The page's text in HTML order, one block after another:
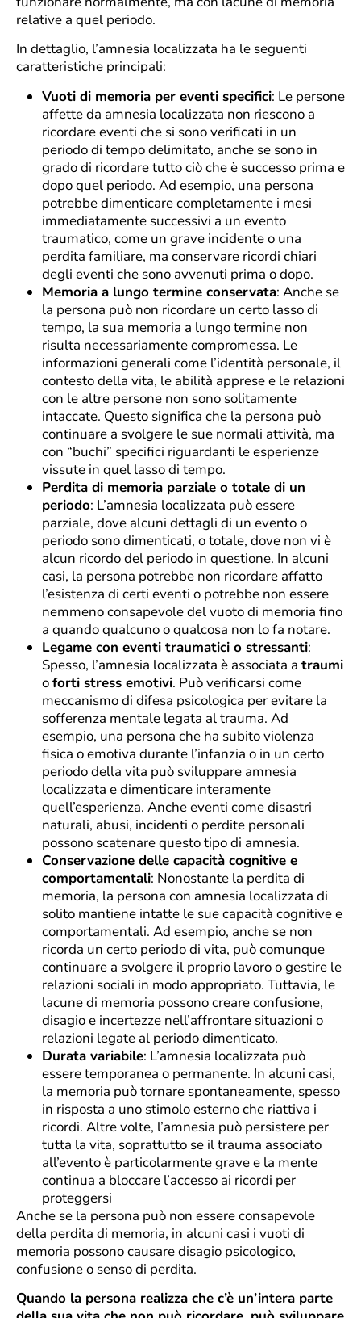
relative a quel periodo.
In dettaglio, l’amnesia localizzata ha le seguenti
caratteristiche principali:
Vuoti di memoria per eventi specifici: Le persone
affette da amnesia localizzata non riescono a
ricordare eventi che si sono verificati in un
periodo di tempo delimitato, anche se sono in
grado di ricordare tutto ciò che è successo prima e
dopo quel periodo. Ad esempio, una persona
potrebbe dimenticare completamente i mesi
immediatamente successivi a un evento
traumatico, come un grave incidente o una
perdita familiare, ma conservare ricordi chiari
degli eventi che sono avvenuti prima o dopo.
Memoria a lungo termine conservata: Anche se
la persona può non ricordare un certo lasso di
tempo, la sua memoria a lungo termine non
risulta necessariamente compromessa. Le
informazioni generali come l’identità personale, il
contesto della vita, le abilità apprese e le relazioni
con le altre persone non sono solitamente
intaccate. Questo significa che la persona può
continuare a svolgere le sue normali attività, ma
con “buchi” specifici riguardanti le esperienze
vissute in quel lasso di tempo.
Perdita di memoria parziale o totale di un
periodo: L’amnesia localizzata può essere
parziale, dove alcuni dettagli di un evento o
periodo sono dimenticati, o totale, dove non vi è
alcun ricordo del periodo in questione. In alcuni
casi, la persona potrebbe non ricordare affatto
l’esistenza di certi eventi o potrebbe non essere
nemmeno consapevole del vuoto di memoria fino
a quando qualcuno o qualcosa non lo fa notare.
Legame con eventi traumatici o stressanti:
Spesso, l’amnesia localizzata è associata a traumi
oforti stress emotivi. Può verificarsi come
meccanismo di difesa psicologica per evitare la
sofferenza mentale legata al trauma. Ad
esempio, una persona che ha subito violenza
fisica o emotiva durante l’infanzia o in un certo
periodo della vita può sviluppare amnesia
localizzata e dimenticare interamente
quell’esperienza. Anche eventi come disastri
naturali, abusi, incidenti o perdite personali
possono scatenare questo tipo di amnesia.
Conservazione delle capacità cognitive e
comportamentali: Nonostante la perdita di
memoria, la persona con amnesia localizzata di
solito mantiene intatte le sue capacità cognitive e
comportamentali. Ad esempio, anche se non
ricorda un certo periodo di vita, può comunque
continuare a svolgere il proprio lavoro o gestire le
relazioni sociali in modo appropriato. Tuttavia, le
lacune di memoria possono creare confusione,
disagio e incertezze nell’affrontare situazioni o
relazioni legate al periodo dimenticato.
Durata variabile: L’amnesia localizzata può
essere temporanea o permanente. In alcuni casi,
la memoria può tornare spontaneamente, spesso
in risposta a uno stimolo esterno che riattiva i
ricordi. Altre volte, l’amnesia può persistere per
tutta la vita, soprattutto se il trauma associato
all’evento è particolarmente grave e la mente
continua a bloccare l’accesso ai ricordi per
proteggersi
Anche se la persona può non essere consapevole
della perdita di memoria, in alcuni casi i vuoti di
memoria possono causare disagio psicologico,
confusione o senso di perdita.
Quando la persona realizza che c’è un’intera parte